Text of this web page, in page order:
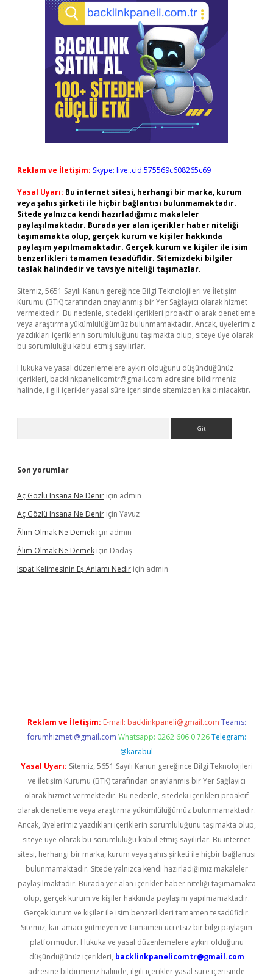
Reklam ve İletişim: Skype: live:.cid.575569c608265c69
Yasal Uyarı: Bu internet sitesi, herhangi bir marka, kurum
veya şahıs şirketi ile hiçbir bağlantısı bulunmamaktadır.
Sitede yalnızca kendi hazırladığımız makaleler
paylaşılmaktadır. Burada yer alan içerikler haber niteliği
taşımamakta olup, gerçek kurum ve kişiler hakkında
paylaşım yapılmamaktadır. Gerçek kurum ve kişiler ile isim
benzerlikleri tamamen tesadüfidir. Sitemizdeki bilgiler
taslak halindedir ve tavsiye niteliği taşımazlar.
Sitemiz, 5651 Sayılı Kanun gereğince Bilgi Teknolojileri ve İletişim
Kurumu (BTK) tarafından onaylanmış bir Yer Sağlayıcı olarak hizmet
vermektedir. Bu nedenle, sitedeki içerikleri proaktif olarak denetleme
veya araştırma yükümlülüğümüz bulunmamaktadır. Ancak, üyelerimiz
yazdıkları içeriklerin sorumluluğunu taşımakta olup, siteye üye olarak
bu sorumluluğu kabul etmiş sayılırlar.
Hukuka ve yasal düzenlemelere aykırı olduğunu düşündüğünüz
içerikleri, backlinkpanelicomtr@gmail.com adresine bildirmeniz
halinde, ilgili içerikler yasal süre içerisinde sitemizden kaldırılacaktır.
Son yorumlar
Aç Gözlü Insana Ne Denir için admin
Aç Gözlü Insana Ne Denir için Yavuz
Âlim Olmak Ne Demek için admin
Âlim Olmak Ne Demek için Dadaş
Ispat Kelimesinin Eş Anlamı Nedir için admin
Reklam ve İletişim: E-mail: backlinkpaneli@gmail.com Teams:
forumhizmeti@gmail.com Whatsapp: 0262 606 0 726 Telegram:
@karabul
Yasal Uyarı: Sitemiz, 5651 Sayılı Kanun gereğince Bilgi Teknolojileri
ve İletişim Kurumu (BTK) tarafından onaylanmış bir Yer Sağlayıcı
olarak hizmet vermektedir. Bu nedenle, sitedeki içerikleri proaktif
olarak denetleme veya araştırma yükümlülüğümüz bulunmamaktadır.
Ancak, üyelerimiz yazdıkları içeriklerin sorumluluğunu taşımakta olup,
siteye üye olarak bu sorumluluğu kabul etmiş sayılırlar. Bu internet
sitesi, herhangi bir marka, kurum veya şahıs şirketi ile hiçbir bağlantısı
bulunmamaktadır. Sitede yalnızca kendi hazırladığımız makaleler
paylaşılmaktadır. Burada yer alan içerikler haber niteliği taşımamakta
olup, gerçek kurum ve kişiler hakkında paylaşım yapılmamaktadır.
Gerçek kurum ve kişiler ile isim benzerlikleri tamamen tesadüfidir.
Sitemiz, kar amacı gütmeyen ve tamamen ücretsiz bir bilgi paylaşım
platformudur. Hukuka ve yasal düzenlemelere aykırı olduğunu
düşündüğünüz içerikleri, backlinkpanelicomtr@gmail.com
adresine bildirmeniz halinde, ilgili içerikler yasal süre içerisinde